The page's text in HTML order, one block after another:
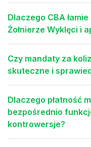
Dlaczego CBA
Żołnierze Wyklęci i
Czy mandaty za
skuteczne i
Dlaczego płatność
bezpośrednio
kontrowersje?